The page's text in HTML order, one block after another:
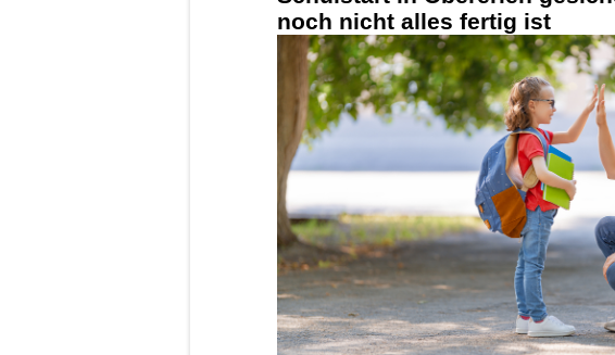
noch nicht alles fertig ist